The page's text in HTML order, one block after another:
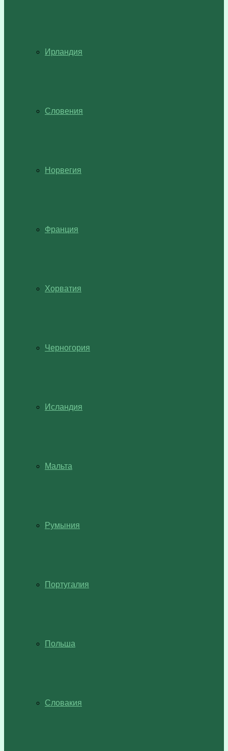
Ирландия
Словения
Норвегия
Франция
Хорватия
Черногория
Исландия
Мальта
Румыния
Португалия
Польша
Словакия